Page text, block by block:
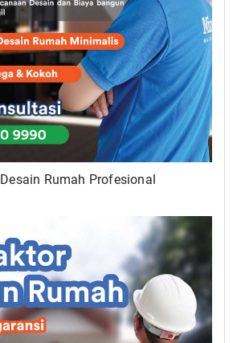
Rumah Profesional